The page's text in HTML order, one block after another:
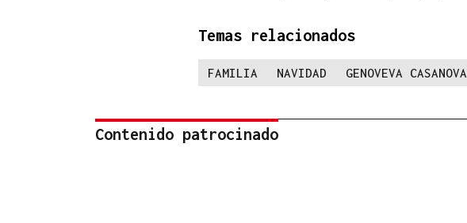
Temas relacionados
FAMILIA NAVIDAD GENOVEVA CASANOVA
Contenido patrocinado